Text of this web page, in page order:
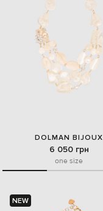
DOLMAN BIJOUX
6 050 грн
one size
NEW